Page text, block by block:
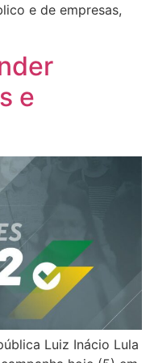
e de empresas,
e
Luiz Inácio Lula